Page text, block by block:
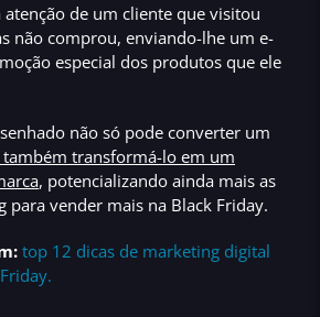
de um cliente que visitou
não comprou, enviando-lhe um e-
especial dos produtos que ele
não só pode converter um
também transformá-lo em um
, potencializando ainda mais as
para vender mais na Black Friday.
top 12 dicas de marketing digital